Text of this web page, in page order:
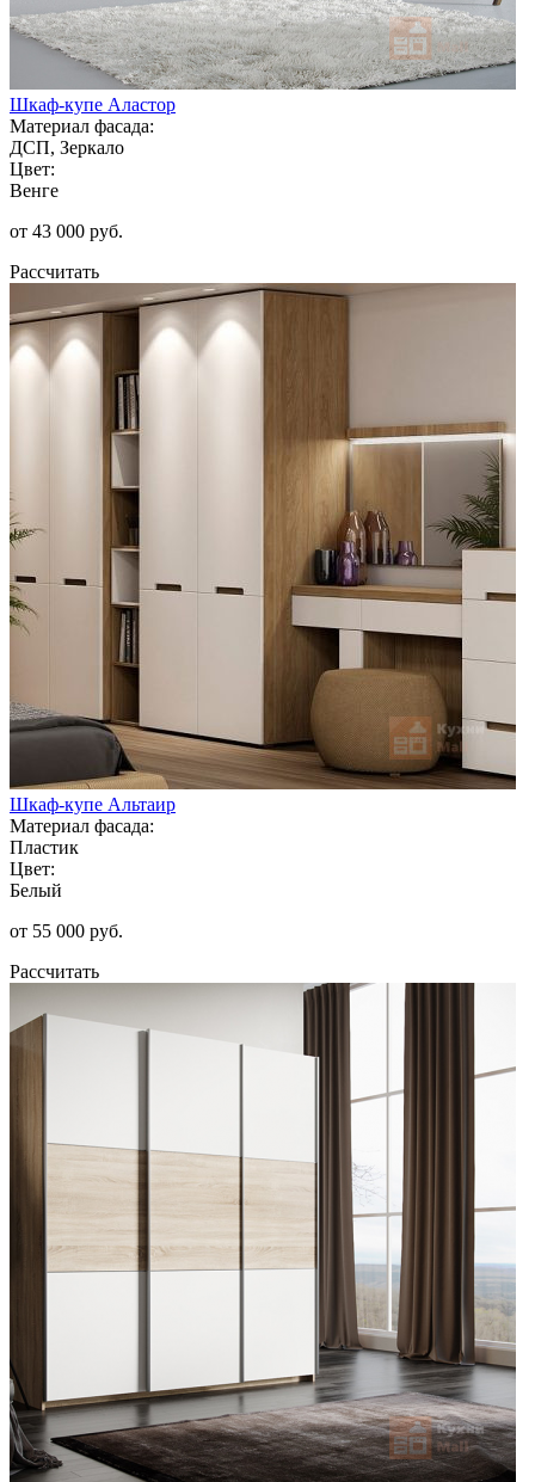
Шкаф-купе Аластор
Материал фасада:
ДСП, Зеркало
Цвет:
Венге
от 43 000 руб.
Рассчитать
Шкаф-купе Альтаир
Материал фасада:
Пластик
Цвет:
Белый
от 55 000 руб.
Рассчитать